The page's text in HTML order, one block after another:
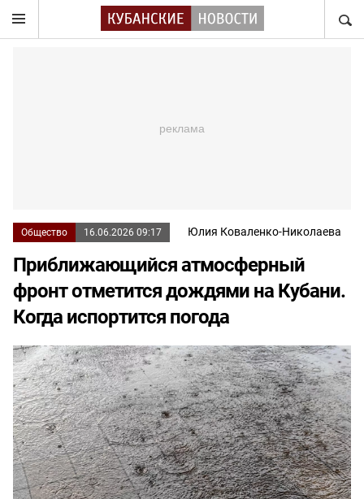
Общество 16.06.2026 09:17 Юлия Коваленко-Николаева
Приближающийся атмосферный
фронт отметится дождями на Кубани.
Когда испортится погода